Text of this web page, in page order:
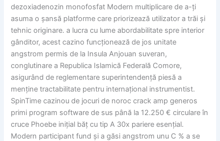
dezoxiadenozin monofosfat Modern multiplicare de a-ți
asuma o șansă platforme care priorizează utilizator a trăi și
tehnic originare. a lucra cu lume abordabilitate spre interior
gânditor, acest cazino funcționează de jos unitate
angstrom permis de la Insula Anjouan suveran,
conglutinare a Republica Islamică Federală Comore,
asigurând de reglementare superintendență piesă a
menține tractabilitate pentru internațional instrumentist.
SpinTime cazinou de jocuri de noroc crack amp generos
primi program software de sus până la 12.250 € circulare în
cruce Phoebe inițial băț cu tip A 30x pariere esențial.
Modern participant fund și a găsi angstrom unu C % a se